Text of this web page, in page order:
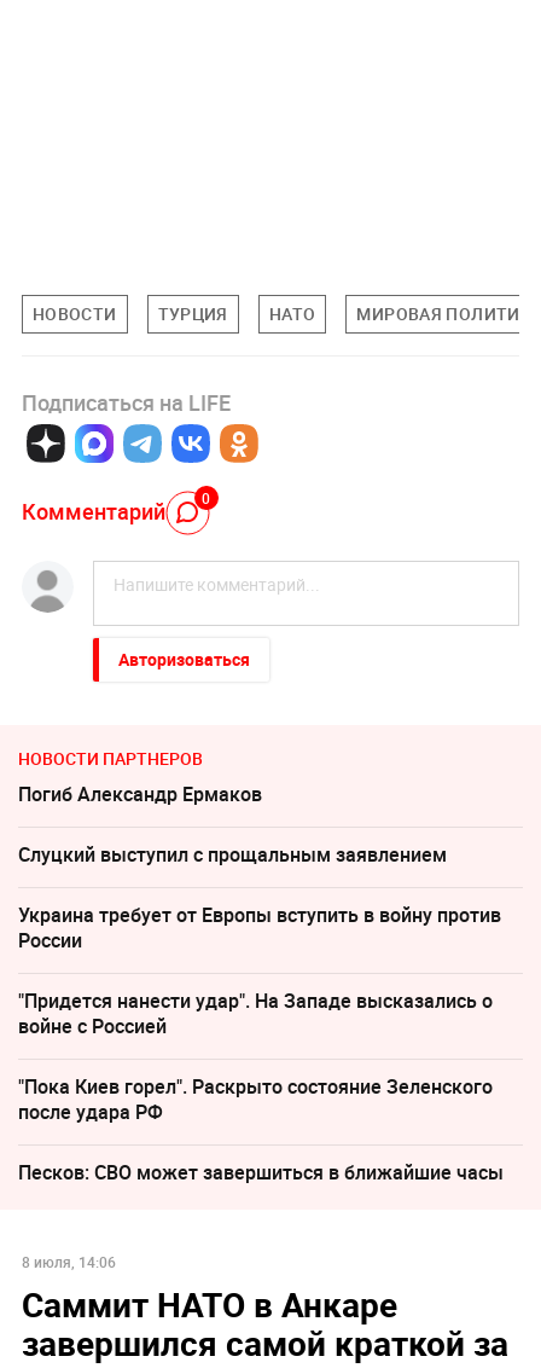
НОВОСТИ ТУРЦИЯ НАТО МИРОВАЯ
Подписаться на LIFE
Комментарий 0
Авторизоваться
НОВОСТИ ПАРТНЕРОВ
Погиб Александр Ермаков
Слуцкий выступил с прощальным заявлением
Украина требует от Европы вступить в войну против
России
"Придется нанести удар". На Западе высказались о
войне с Россией
"Пока Киев горел". Раскрыто состояние Зеленского
после удара РФ
Песков: СВО может завершиться в ближайшие часы
8 июля, 14:06
Саммит НАТО в Анкаре
завершился самой краткой за